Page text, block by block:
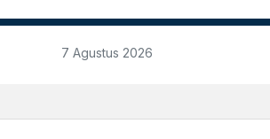
7 Agustus 2026